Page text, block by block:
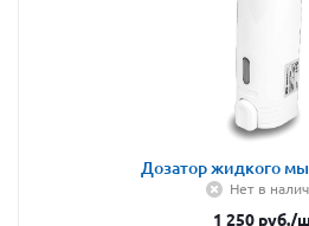
Дозатор жидкого
Нет в
1 250руб./